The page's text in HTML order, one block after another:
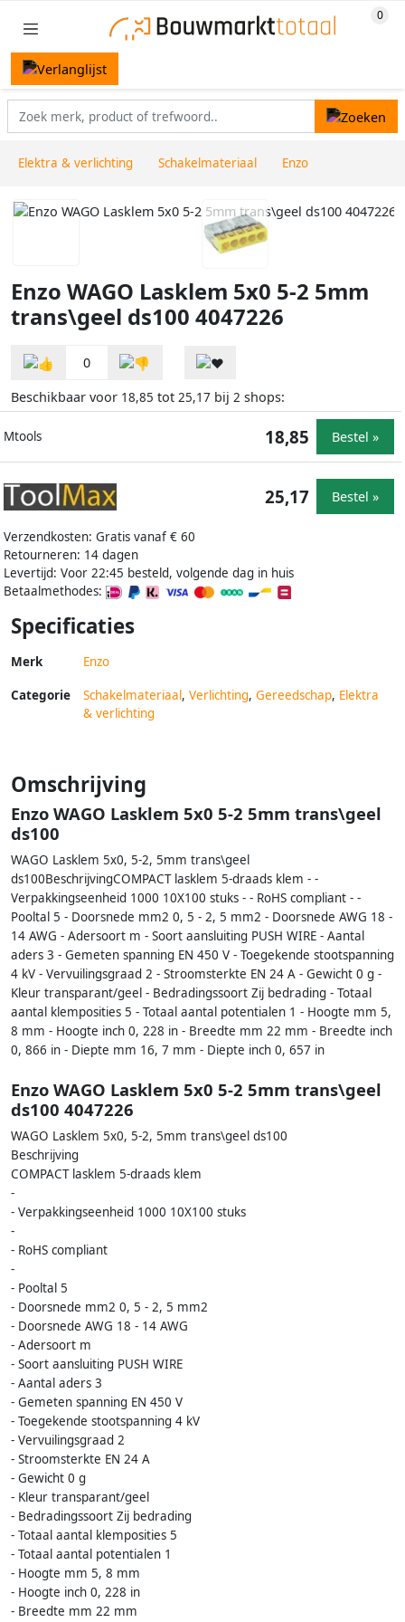
Elektra & verlichting Schakelmateriaal Enzo
Enzo WAGO Lasklem 5x0 5-2 5mm
trans\geel ds100 4047226
0
Beschikbaar voor 18,85 tot 25,17 bij 2 shops:
Mtools 18,85 Bestel »
Verzendkosten: Gratis vanaf € 60
Retourneren: 14 dagen
Levertijd: Voor 22:45 besteld, volgende dag in huis
Betaalmethodes:
25,17 Bestel »
Specificaties
Merk Enzo
Categorie Schakelmateriaal, Verlichting, Gereedschap, Elektra
& verlichting
Omschrijving
Enzo WAGO Lasklem 5x0 5-2 5mm trans\geel
ds100
WAGO Lasklem 5x0, 5-2, 5mm trans\geel
ds100BeschrijvingCOMPACT lasklem 5-draads klem - -
Verpakkingseenheid 1000 10X100 stuks - - RoHS compliant - -
Pooltal 5 - Doorsnede mm2 0, 5 - 2, 5 mm2 - Doorsnede AWG 18 -
14 AWG - Adersoort m - Soort aansluiting PUSH WIRE - Aantal
aders 3 - Gemeten spanning EN 450 V - Toegekende stootspanning
4 kV - Vervuilingsgraad 2 - Stroomsterkte EN 24 A - Gewicht 0 g -
Kleur transparant/geel - Bedradingssoort Zij bedrading - Totaal
aantal klemposities 5 - Totaal aantal potentialen 1 - Hoogte mm 5,
8 mm - Hoogte inch 0, 228 in - Breedte mm 22 mm - Breedte inch
0, 866 in - Diepte mm 16, 7 mm - Diepte inch 0, 657 in
Enzo WAGO Lasklem 5x0 5-2 5mm trans\geel
ds100 4047226
WAGO Lasklem 5x0, 5-2, 5mm trans\geel ds100
Beschrijving
COMPACT lasklem 5-draads klem
-
- Verpakkingseenheid 1000 10X100 stuks
-
- RoHS compliant
-
- Pooltal 5
- Doorsnede mm2 0, 5 - 2, 5 mm2
- Doorsnede AWG 18 - 14 AWG
- Adersoort m
- Soort aansluiting PUSH WIRE
- Aantal aders 3
- Gemeten spanning EN 450 V
- Toegekende stootspanning 4 kV
- Vervuilingsgraad 2
- Stroomsterkte EN 24 A
- Gewicht 0 g
- Kleur transparant/geel
- Bedradingssoort Zij bedrading
- Totaal aantal klemposities 5
- Totaal aantal potentialen 1
- Hoogte mm 5, 8 mm
- Hoogte inch 0, 228 in
- Breedte mm 22 mm